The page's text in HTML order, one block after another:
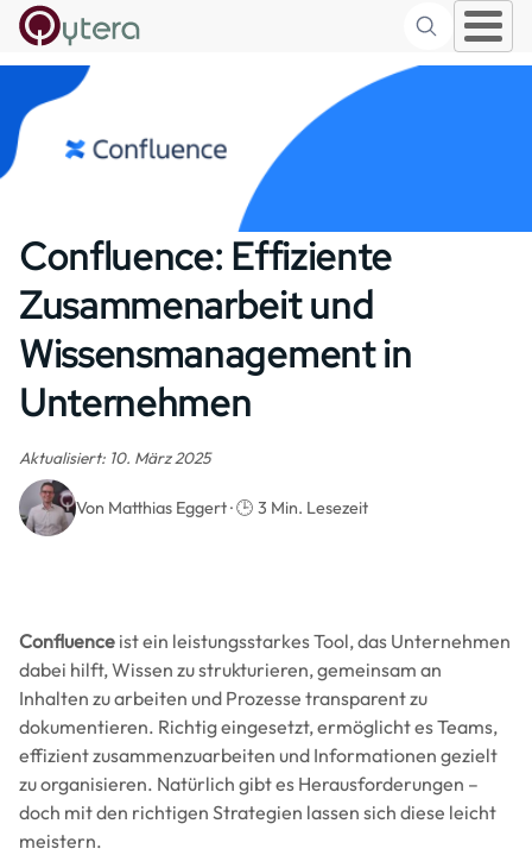
Skip to main content Suche
Confluence: Effiziente
Zusammenarbeit und
Wissensmanagement in
Unternehmen
Aktualisiert: 10. März 2025
Von Matthias Eggert · 🕒 3 Min. Lesezeit
Confluence ist ein leistungsstarkes Tool, das Unternehmen
dabei hilft, Wissen zu strukturieren, gemeinsam an
Inhalten zu arbeiten und Prozesse transparent zu
dokumentieren. Richtig eingesetzt, ermöglicht es Teams,
effizient zusammenzuarbeiten und Informationen gezielt
zu organisieren. Natürlich gibt es Herausforderungen –
doch mit den richtigen Strategien lassen sich diese leicht
meistern.